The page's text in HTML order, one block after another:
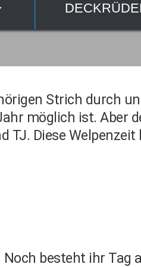
Strich durch
möglich ist. Aber
TJ. Diese
Noch besteht ihr